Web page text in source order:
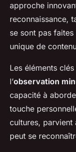
approche
reconnaissance,
se sont pas
unique de
Les éléments
l’observation
capacité à
touche
cultures, parvient
peut se